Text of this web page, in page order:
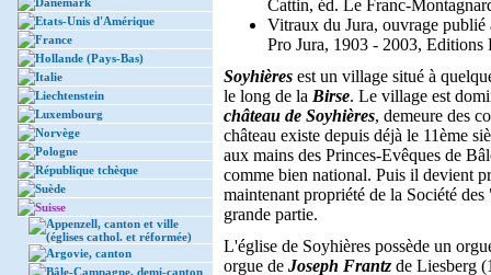
Etats-Unis d'Amérique
France
Hollande (Pays-Bas)
Italie
Liechtenstein
Luxembourg
Norvège
Pologne
République tchèque
Suède
Suisse
Appenzell, canton et ville
(églises cathol. et réformée)
Argovie, canton
Bâle-Campagne, demi-canton
Cattin, éd. Le Franc-
Vitraux du Jura, ouvrage publié
Pro Jura, 1903 - 2003, Editions
Soyhières est un village situé à
le long de la Birse. Le village est
château de Soyhières, demeure des
château existe depuis déjà le 11ème
aux mains des Princes-Evêques de
comme bien national. Puis il devient
maintenant propriété de la Société
grande partie.
L'église de Soyhières possède un
orgue de Joseph Frantz de Liesberg